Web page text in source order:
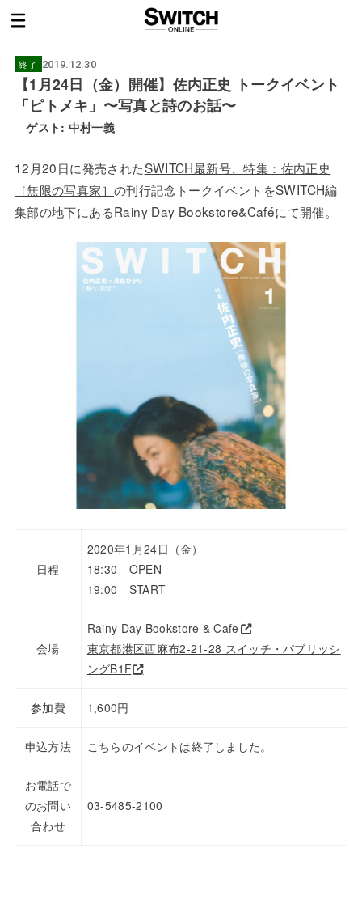
終了 2019.12.30
【1月24日（金）開催】佐内正史 トークイベント
「ピトメキ」〜写真と詩のお話〜
ゲスト: 中村一義
12月20日に発売されたSWITCH最新号、特集：佐内正史
［無限の写真家］ の刊行記念トークイベントをSWITCH編
集部の地下にあるRainy Day Bookstore&Caféにて開催。
日程
2020年1月24日（金）
18:30 OPEN
19:00 START
会場
Rainy Day Bookstore & Cafe
東京都港区西麻布2-21-28 スイッチ・パブリッシ
ングB1F
参加費 1,600円
申込方法 こちらのイベントは終了しました。
お電話で
のお問い
合わせ
03-5485-2100